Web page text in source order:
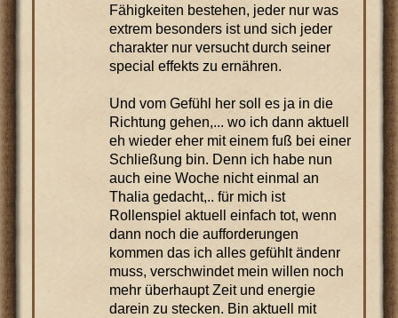
Fähigkeiten bestehen, jeder nur was
extrem besonders ist und sich jeder
charakter nur versucht durch seiner
special effekts zu ernähren.
Und vom Gefühl her soll es ja in die
Richtung gehen,... wo ich dann aktuell
eh wieder eher mit einem fuß bei einer
Schließung bin. Denn ich habe nun
auch eine Woche nicht einmal an
Thalia gedacht,.. für mich ist
Rollenspiel aktuell einfach tot, wenn
dann noch die aufforderungen
kommen das ich alles gefühlt ändenr
muss, verschwindet mein willen noch
mehr überhaupt Zeit und energie
darein zu stecken. Bin aktuell mit